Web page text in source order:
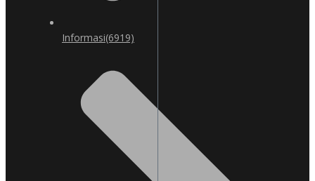
Informasi(6919)